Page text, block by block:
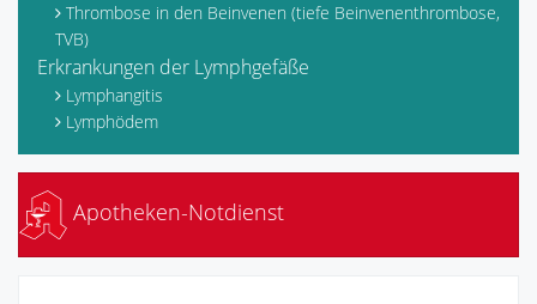
Thrombose in den Beinvenen (tiefe Beinvenenthrombose,
TVB)
Erkrankungen der Lymphgefäße
Lymphangitis
Lymphödem
Apotheken-Notdienst